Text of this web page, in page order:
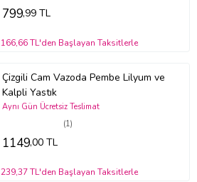
799,99 TL
166,66 TL'den Başlayan Taksitlerle
Çizgili Cam Vazoda Pembe Lilyum ve
Kalpli Yastık
(1)
Aynı Gün Ücretsiz Teslimat
1149,00 TL
239,37 TL'den Başlayan Taksitlerle